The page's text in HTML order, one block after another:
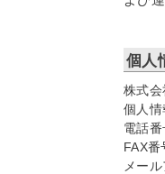
個人
株式会
個人
電話
FAX
メー